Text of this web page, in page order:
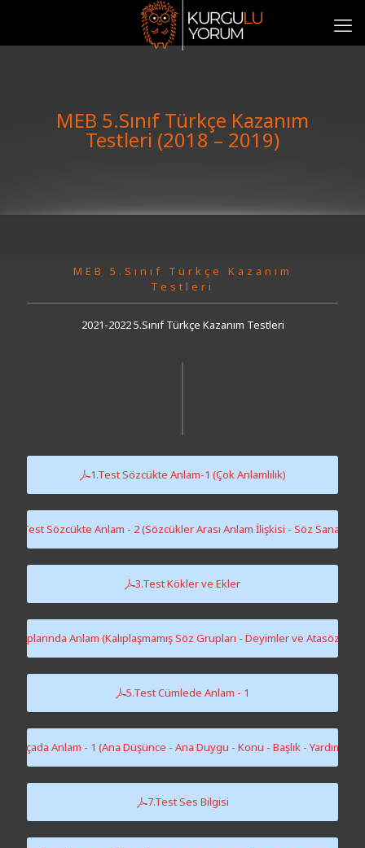
MEB 5.Sınıf Türkçe Kazanım
Testleri (2018 – 2019)
MEB 5.Sınıf Türkçe Kazanım
Testleri
2021-2022 5.Sınıf Türkçe Kazanım Testleri
1.Test Sözcükte Anlam-1 (Çok Anlamlılık)
2.Test Sözcükte Anlam - 2 (Sözcükler Arası Anlam İlişkisi - Söz Sanatları)
3.Test Kökler ve Ekler
Gruplarında Anlam (Kalıplaşmamış Söz Grupları - Deyimler ve Atasözleri
5.Test Cümlede Anlam - 1
Parçada Anlam - 1 (Ana Düşünce - Ana Duygu - Konu - Başlık - Yardımcı
7.Test Ses Bilgisi